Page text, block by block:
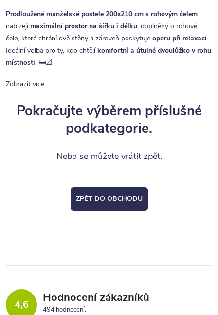
Prodloužené manželské postele 200x210 cm s rohovým čelem
nabízejí maximální prostor na šířku i délku, doplněný o rohové
čelo, které chrání dvě stěny a zároveň poskytuje oporu při relaxaci.
Ideální volba pro ty, kdo chtějí komfortní a útulné dvoulůžko v rohu
místnosti. 🛏️📐
Zobrazit více...
Pokračujte výběrem příslušné
podkategorie.
Nebo se můžete vrátit zpět.
ZPĚT DO OBCHODU
4,6 Hodnocení zákazníků
494 hodnocení